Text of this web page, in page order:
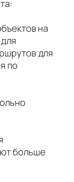
на
для
по
больше